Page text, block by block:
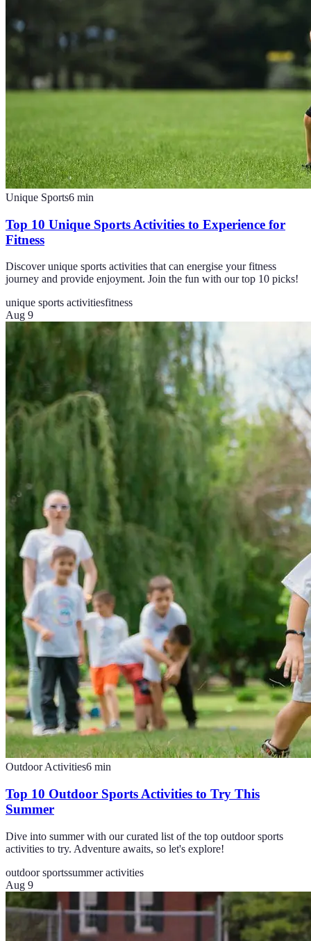
Unique Sports6 min
Top 10 Unique Sports Activities to Experience for
Fitness
Discover unique sports activities that can energise your fitness
journey and provide enjoyment. Join the fun with our top 10 picks!
unique sports activitiesfitness
Aug 9
Outdoor Activities6 min
Top 10 Outdoor Sports Activities to Try This
Summer
Dive into summer with our curated list of the top outdoor sports
activities to try. Adventure awaits, so let's explore!
outdoor sportssummer activities
Aug 9